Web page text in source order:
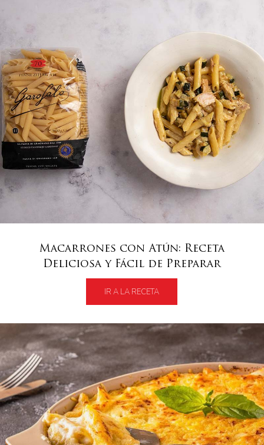
Macarrones con Atún: Receta
Deliciosa y Fácil de Preparar
IR A LA RECETA